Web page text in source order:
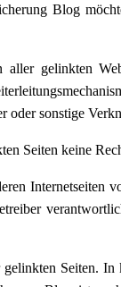
Blog
gelinkten
oder sonstige
Seiten keine
Internetseiten
Seiten.